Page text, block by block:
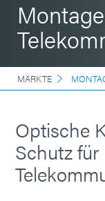
MÄRKTE
Optische
Schutz für